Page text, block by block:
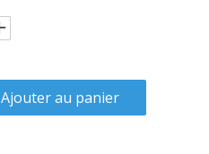
Ajouter au panier